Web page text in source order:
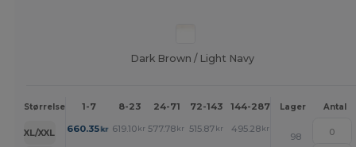
Dark Brown / Light Navy
Størrelse 1-7 8-23 24-71 72-143 144-287 288 + Mere
Lager Antal
XL/XXL 660.35kr 619.10 kr 577.78 kr 515.87 kr 495.28 kr +
98